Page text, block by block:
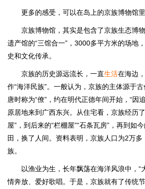
更多的感受，可以在岛上的京族博物馆里
京族博物馆，其实是包含了京族生态博
遗产馆的“三馆合一”，3000多平方米的场地
史和文化传承。
京族的历史源远流长，一直生活在海边
作“海洋民族”。一般认为，京族的主体源于
唐时称为“僚”，约在明代正德年间开始，“因
原居地来到广西东兴。从住宅看，京族经历
屋”，到后来的“栏棚屋”“石条瓦房”，再到如
田，换了人间。资料表明，京族人口为2万
族。
以渔业为生，长年飘荡在海洋风浪中，“
情奔放、爱好歌唱。于是，京族就有了传统节